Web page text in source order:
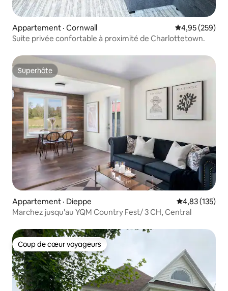
Appartement · Cornwall Note
4,95 (259)
Suite privée confortable à proximité de Charlottetown.
Superhôte
Superhôte
Appartement · Dieppe Note
4,83 (135)
Marchez jusqu'au YQM Country Fest/ 3 CH, Central
Coup de cœur voyageurs
Coup de cœur voyageurs